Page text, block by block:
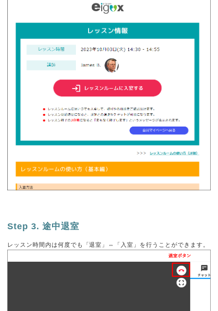
Step 3. 途中退室
レッスン時間内は何度でも「退室」⇔「入室」を行うことができます。